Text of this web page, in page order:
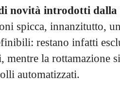
novità introdotti dalla
spicca, innanzitutto,
restano infatti
mentre la rottamazione
automatizzati.